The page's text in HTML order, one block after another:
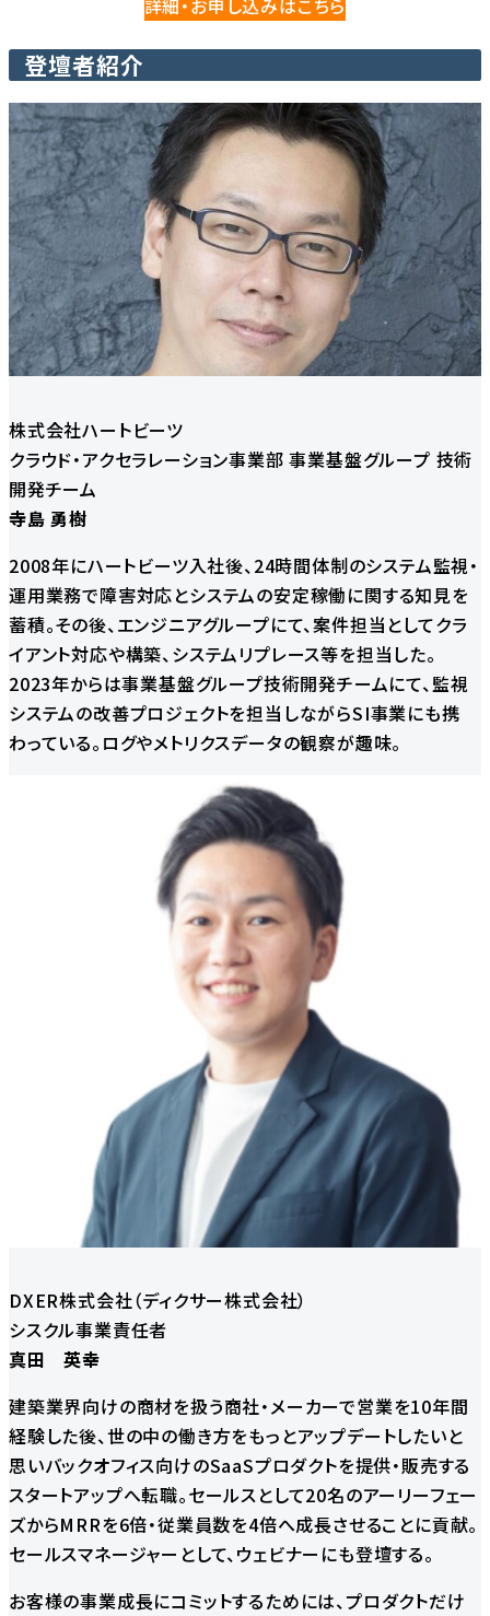
詳細・お申し込みはこちら
登壇者紹介
株式会社ハートビーツ
クラウド・アクセラレーション事業部 事業基盤グループ 技術
開発チーム
寺島 勇樹
2008年にハートビーツ入社後、24時間体制のシステム監視・
運用業務で障害対応とシステムの安定稼働に関する知見を
蓄積。その後、エンジニアグループにて、案件担当としてクラ
イアント対応や構築、システムリプレース等を担当した。
2023年からは事業基盤グループ技術開発チームにて、監視
システムの改善プロジェクトを担当しながらSI事業にも携
わっている。ログやメトリクスデータの観察が趣味。
DXER株式会社（ディクサー株式会社）
シスクル事業責任者
真田 英幸
建築業界向けの商材を扱う商社・メーカーで営業を10年間
経験した後、世の中の働き方をもっとアップデートしたいと
思いバックオフィス向けのSaaSプロダクトを提供・販売する
スタートアップへ転職。セールスとして20名のアーリーフェー
ズからMRRを6倍・従業員数を4倍へ成長させることに貢献。
セールスマネージャーとして、ウェビナーにも登壇する。
お客様の事業成長にコミットするためには、プロダクトだけ